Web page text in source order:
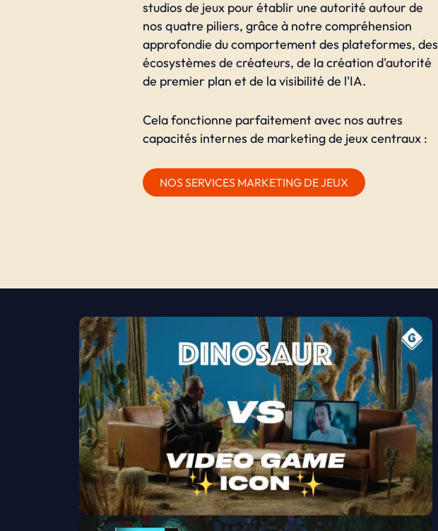
studios de jeux pour établir une autorité autour de
nos quatre piliers, grâce à notre compréhension
approfondie du comportement des plateformes, des
écosystèmes de créateurs, de la création d'autorité
de premier plan et de la visibilité de l'IA.
Cela fonctionne parfaitement avec nos autres
capacités internes de marketing de jeux centraux :
NOS SERVICES MARKETING DE JEUX